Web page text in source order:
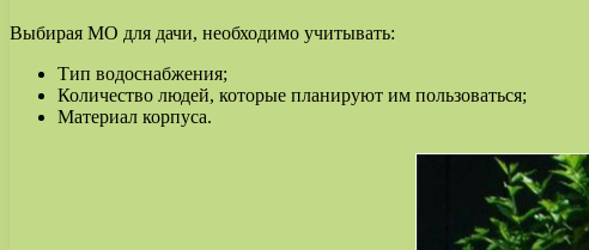
Выбирая МО для дачи, необходимо учитывать:
Тип водоснабжения;
Количество людей, которые планируют им пользоваться;
Материал корпуса.